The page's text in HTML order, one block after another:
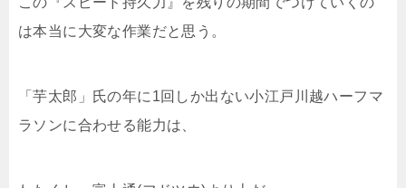
は本当に大変な作業だと思う。
「芋太郎」氏の年に1回しか出ない小江戸川越ハーフマ
ラソンに合わせる能力は、